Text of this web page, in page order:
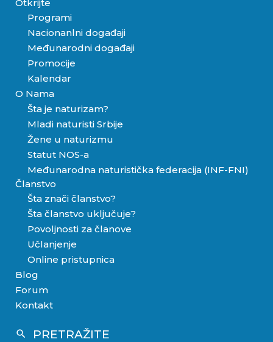
Otkrijte
Programi
Nacionanlni događaji
Međunarodni događaji
Promocije
Kalendar
O Nama
Šta je naturizam?
Mladi naturisti Srbije
Žene u naturizmu
Statut NOS-a
Međunarodna naturistička federacija (INF-FNI)
Članstvo
Šta znači članstvo?
Šta članstvo uključuje?
Povoljnosti za članove
Učlanjenje
Online pristupnica
Blog
Forum
Kontakt
search PRETRAŽITE